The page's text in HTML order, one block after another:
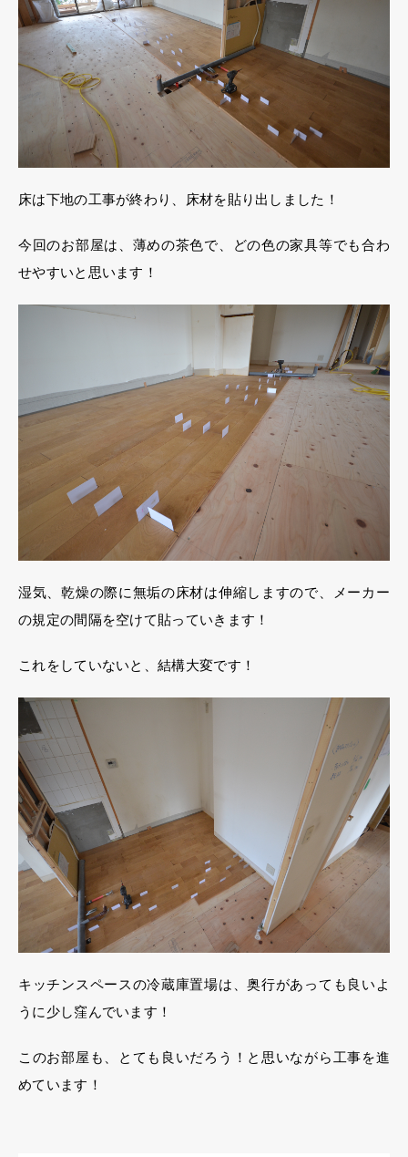
床は下地の工事が終わり、床材を貼り出しました！
今回のお部屋は、薄めの茶色で、どの色の家具等でも合わ
せやすいと思います！
湿気、乾燥の際に無垢の床材は伸縮しますので、メーカー
の規定の間隔を空けて貼っていきます！
これをしていないと、結構大変です！
キッチンスペースの冷蔵庫置場は、奥行があっても良いよ
うに少し窪んでいます！
このお部屋も、とても良いだろう！と思いながら工事を進
めています！